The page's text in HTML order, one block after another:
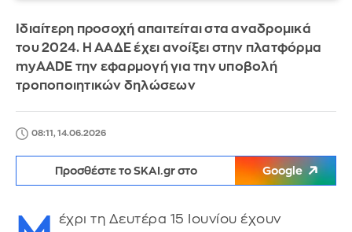
Ιδιαίτερη προσοχή απαιτείται στα αναδρομικά
του 2024. Η ΑΑΔΕ έχει ανοίξει στην πλατφόρμα
myAADE την εφαρμογή για την υποβολή
τροποποιητικών δηλώσεων
08:11, 14.06.2026
Προσθέστε το SKAI.gr στο Google
έχρι τη Δευτέρα 15 Ιουνίου έχουν